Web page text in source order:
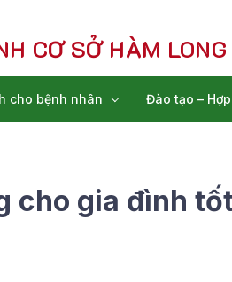
CƠ SỞ HÀM LONG
cho bệnh nhân Đào tạo –
cho gia đình